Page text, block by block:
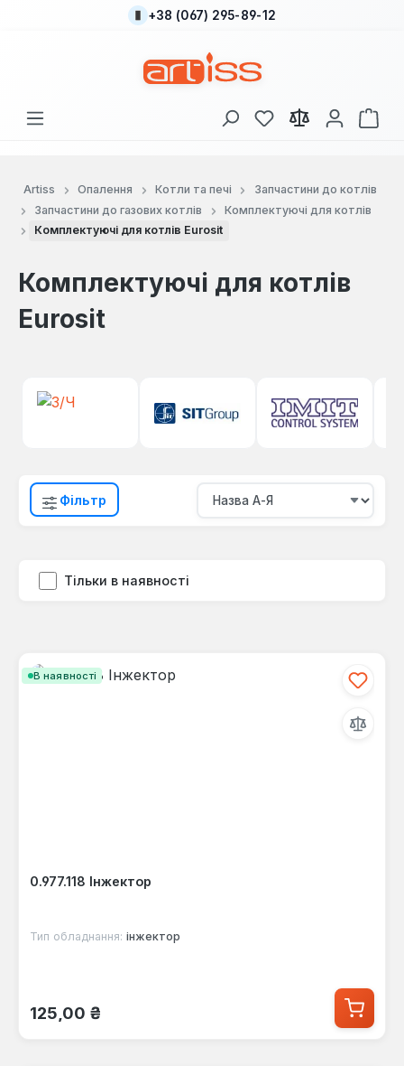
Перейти до основного вмісту
+38 (067) 295-89-12
У вас є 0 у списку
Artiss Опалення Котли та печі
Запчастини до котлів
Запчастини до газових котлів
Комплектуючі для котлів
Комплектуючі для котлів Eurosit
Комплектуючі для котлів
Eurosit
Фільтр
Тільки в наявності
В наявності
0.977.118 Інжектор
Тип обладнання: інжектор
Звичайна ціна:
125,00 ₴